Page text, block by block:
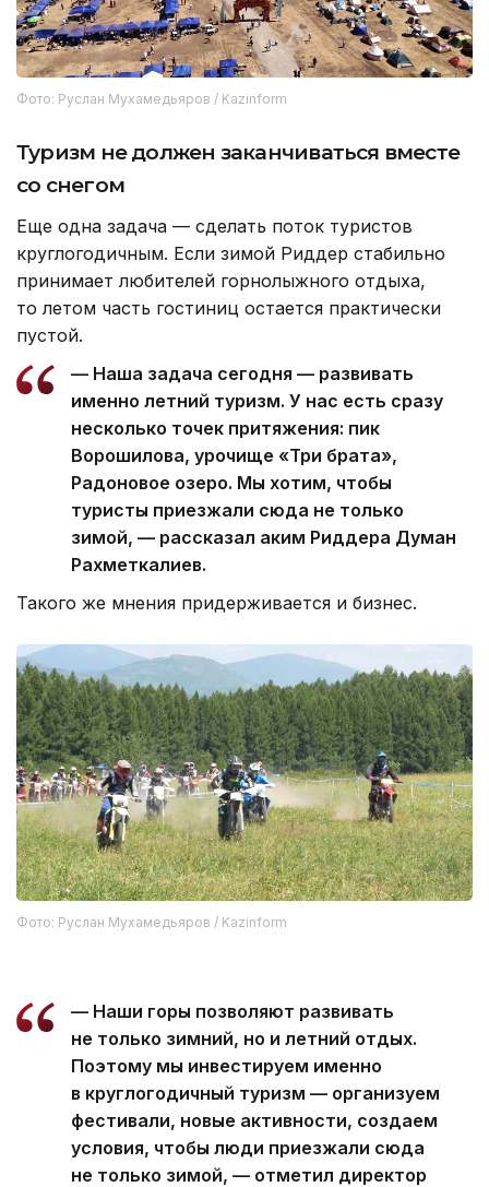
Фото: Руслан Мухамедьяров / Kazinform
Туризм не должен заканчиваться вместе
со снегом
Еще одна задача — сделать поток туристов
круглогодичным. Если зимой Риддер стабильно
принимает любителей горнолыжного отдыха,
то летом часть гостиниц остается практически
пустой.
— Наша задача сегодня — развивать
именно летний туризм. У нас есть сразу
несколько точек притяжения: пик
Ворошилова, урочище «Три брата»,
Радоновое озеро. Мы хотим, чтобы
туристы приезжали сюда не только
зимой, — рассказал аким Риддера Думан
Рахметкалиев.
Такого же мнения придерживается и бизнес.
Фото: Руслан Мухамедьяров / Kazinform
— Наши горы позволяют развивать
не только зимний, но и летний отдых.
Поэтому мы инвестируем именно
в круглогодичный туризм — организуем
фестивали, новые активности, создаем
условия, чтобы люди приезжали сюда
не только зимой, — отметил директор